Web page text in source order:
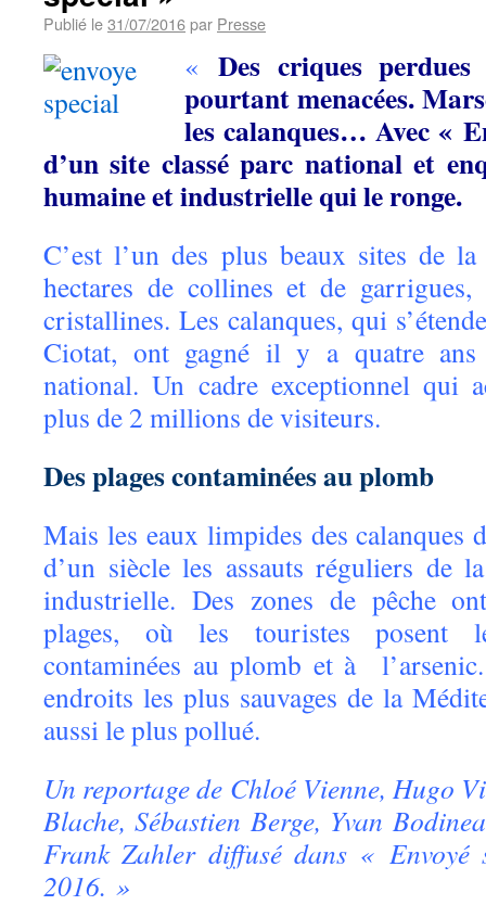
Publié le31/07/2016par Presse
«Des criques
pourtant menacées.
les calanques… Avec «
d’un site classé parc national et
humaine et industrielle qui le ronge.
C’est l’un des plus beaux sites de
hectares de collines et de
cristallines. Les calanques, qui
Ciotat, ont gagné il y a quatre ans
national. Un cadre exceptionnel qui
plus de 2 millions de visiteurs.
Des plages contaminées au plomb
Mais les eaux limpides des calanques
d’un siècle les assauts réguliers de
industrielle. Des zones de pêche
plages, où les touristes posent
contaminées au plomb et à
endroits les plus sauvages de la
aussi le plus pollué.
Un reportage de Chloé Vienne, Hugo
Blache, Sébastien Berge, Yvan
Frank Zahler diffusé dans «
2016. »